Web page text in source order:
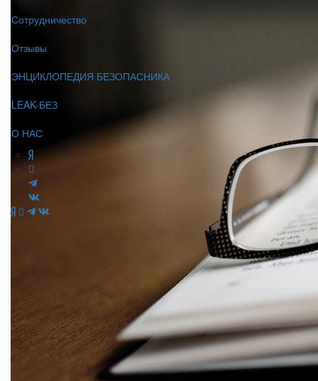
Сотрудничество
Отзывы
ЭНЦИКЛОПЕДИЯ БЕЗОПАСНИКА
LEAK-БЕЗ
О НАС